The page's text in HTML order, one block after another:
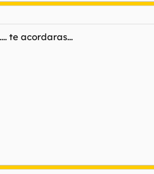
te acordaras...